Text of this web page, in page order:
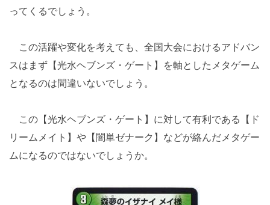
ってくるでしょう。
この活躍や変化を考えても、全国大会におけるアドバン
スはまず【光水ヘブンズ・ゲート】を軸としたメタゲーム
となるのは間違いないでしょう。
この【光水ヘブンズ・ゲート】に対して有利である【ド
リームメイト】や【闇単ゼナーク】などが絡んだメタゲー
ムになるのではないでしょうか。